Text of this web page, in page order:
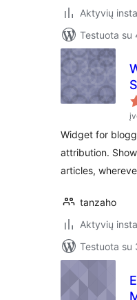
Aktyvių
Testuota su
Widget for
attribution.
articles,
tanzaho
Aktyvių
Testuota su